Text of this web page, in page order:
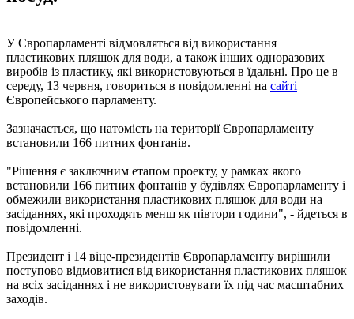
У Європарламенті відмовляться від використання
пластикових пляшок для води, а також інших одноразових
виробів із пластику, які використовуються в їдальні. Про це в
середу, 13 червня, говориться в повідомленні на сайті
Європейського парламенту.
Зазначається, що натомість на території Європарламенту
встановили 166 питних фонтанів.
"Рішення є заключним етапом проекту, у рамках якого
встановили 166 питних фонтанів у будівлях Європарламенту і
обмежили використання пластикових пляшок для води на
засіданнях, які проходять менш як півтори години", - йдеться в
повідомленні.
Президент і 14 віце-президентів Європарламенту вирішили
поступово відмовитися від використання пластикових пляшок
на всіх засіданнях і не використовувати їх під час масштабних
заходів.